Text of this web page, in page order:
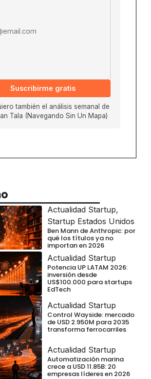
Suscribirme gratis
también el análisis semanal de
Tala (Navegando Sin Un Mapa)
Actualidad Startup,
Startup Estados Unidos
Ben Mann de Anthropic: por
qué los títulos ya no
importan en 2026
Actualidad Startup
Potencia UP LATAM 2026:
inversión desde
US$100.000 para startups
EdTech
Actualidad Startup
Control Wayside: mercado
de USD 2.950M para 2035
transforma ferrocarriles
Actualidad Startup
Automatización marina
crece a USD 11.85B: 20
empresas líderes en 2026